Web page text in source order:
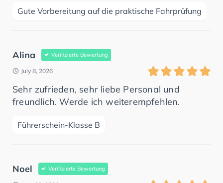
Gute Vorbereitung auf die praktische Fahrprüfung
Alina Verifizierte Bewertung
July 8, 2026
Sehr zufrieden, sehr liebe Personal und
freundlich. Werde ich weiterempfehlen.
Führerschein-Klasse B
Noel Verifizierte Bewertung